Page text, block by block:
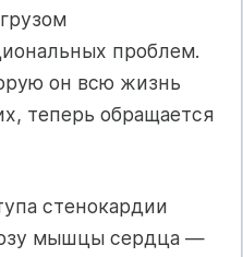
проблем.
он всю жизнь
теперь обращается
стенокардии
мышцы сердца —